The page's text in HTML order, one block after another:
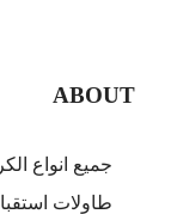
ABOUT
جميع انواع
طاولات